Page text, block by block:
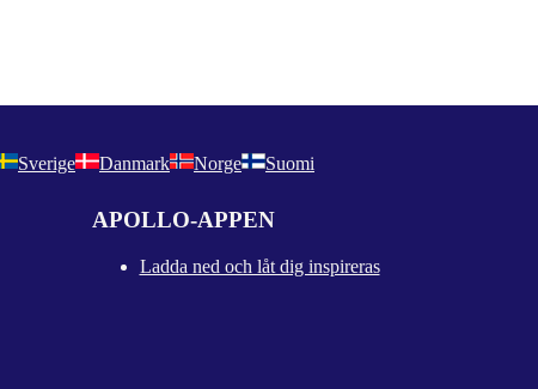
Sverige Danmark Norge Suomi
APOLLO-APPEN
Ladda ned och låt dig inspireras